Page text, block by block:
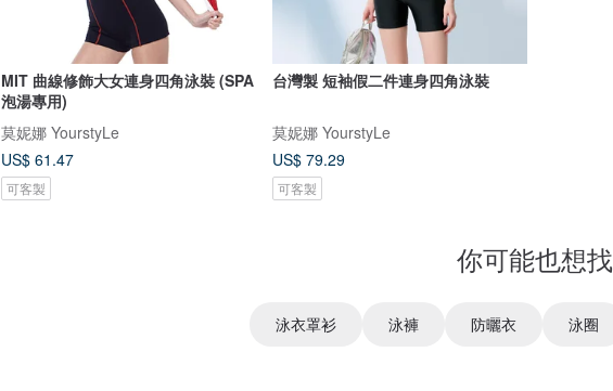
MIT 曲線修飾大女連身四角泳裝 (SPA
泡湯專用)
莫妮娜 YourstyLe
US$ 61.47
可客製
台灣製 短袖假二件連身四角泳裝
莫妮娜 YourstyLe
US$ 79.29
可客製
你可能也想找
泳衣罩衫 泳褲 防曬衣 泳圈